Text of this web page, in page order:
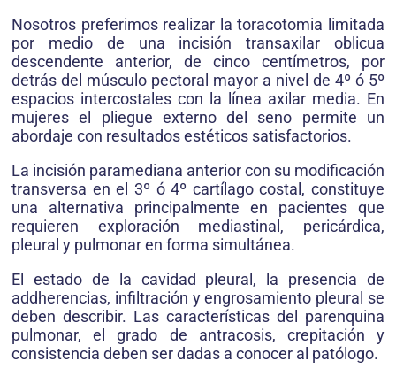
Nosotros preferimos realizar la toracotomia limitada
por medio de una incisión transaxilar oblicua
descendente anterior, de cinco centímetros, por
detrás del músculo pectoral mayor a nivel de 4º ó 5º
espacios intercostales con la línea axilar media. En
mujeres el pliegue externo del seno permite un
abordaje con resultados estéticos satisfactorios.
La incisión paramediana anterior con su modificación
transversa en el 3º ó 4º cartílago costal, constituye
una alternativa principalmente en pacientes que
requieren exploración mediastinal, pericárdica,
pleural y pulmonar en forma simultánea.
El estado de la cavidad pleural, la presencia de
addherencias, infiltración y engrosamiento pleural se
deben describir. Las características del parenquina
pulmonar, el grado de antracosis, crepitación y
consistencia deben ser dadas a conocer al patólogo.